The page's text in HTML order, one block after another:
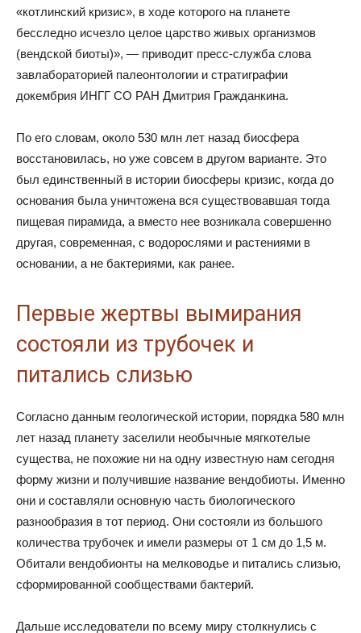
«котлинский кризис», в ходе которого на планете
бесследно исчезло целое царство живых организмов
(вендской биоты)», — приводит пресс-служба слова
завлабораторией палеонтологии и стратиграфии
докембрия ИНГГ СО РАН Дмитрия Гражданкина.
По его словам, около 530 млн лет назад биосфера
восстановилась, но уже совсем в другом варианте. Это
был единственный в истории биосферы кризис, когда до
основания была уничтожена вся существовавшая тогда
пищевая пирамида, а вместо нее возникала совершенно
другая, современная, с водорослями и растениями в
основании, а не бактериями, как ранее.
Первые жертвы вымирания
состояли из трубочек и
питались слизью
Согласно данным геологической истории, порядка 580 млн
лет назад планету заселили необычные мягкотелые
существа, не похожие ни на одну известную нам сегодня
форму жизни и получившие название вендобиоты. Именно
они и составляли основную часть биологического
разнообразия в тот период. Они состояли из большого
количества трубочек и имели размеры от 1 см до 1,5 м.
Обитали вендобионты на мелководье и питались слизью,
сформированной сообществами бактерий.
Дальше исследователи по всему миру столкнулись с